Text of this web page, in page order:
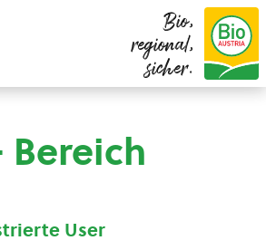
Bio,
regional,
sicher.
Bereich
User